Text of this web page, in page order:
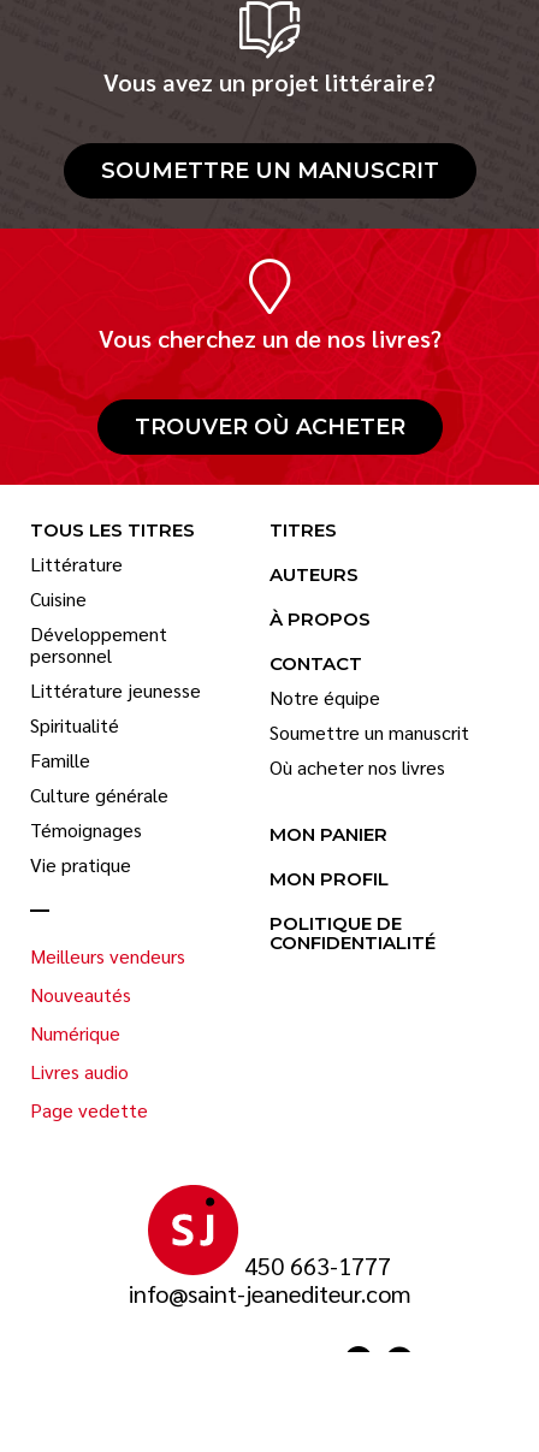
Vous avez un projet littéraire?
SOUMETTRE UN MANUSCRIT
Vous cherchez un de nos livres?
TROUVER OÙ ACHETER
450 663-1777
info@saint-jeanediteur.com
TOUS LES TITRES
Littérature
Cuisine
Développement
personnel
Littérature jeunesse
Spiritualité
Famille
Culture générale
Témoignages
Vie pratique
Meilleurs vendeurs
Nouveautés
Numérique
Livres audio
Page vedette
TITRES
AUTEURS
À PROPOS
CONTACT
Notre équipe
Soumettre un manuscrit
Où acheter nos livres
MON PANIER
MON PROFIL
POLITIQUE DE
CONFIDENTIALITÉ